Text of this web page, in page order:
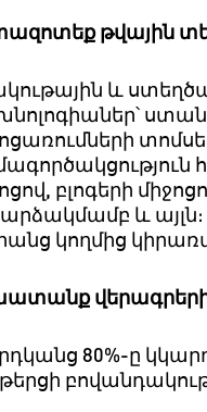
թվային
և
, բլոգերի
և այլն։
կողմից
80%-ը